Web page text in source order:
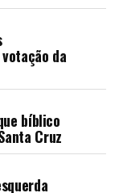
da
bíblico
Cruz